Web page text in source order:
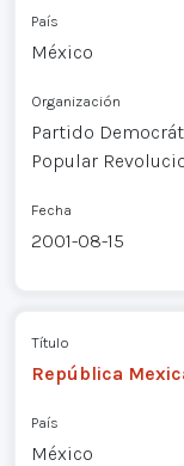
País
México
Organización
Partido
Popular
Fecha
2001-08-15
Título
República
País
México